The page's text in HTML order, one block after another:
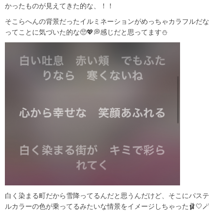
かったものが見えてきた的な、！！
そこらへんの背景だったイルミネーションがめっちゃカラフルだな
ってことに気づいた的な🥺💖💭感じだと思ってます⛄️
白く染まる町だから雪降ってるんだと思うんだけど、そこにパステ
ルカラーの色が乗ってるみたいな情景をイメージしちゃった🩰‎🤍🪄